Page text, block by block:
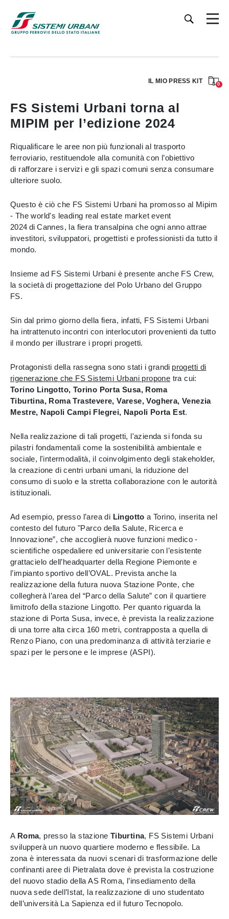
IL MIO PRESS KIT 0
FS Sistemi Urbani torna al
MIPIM per l’edizione 2024
Riqualificare le aree non più funzionali al trasporto
ferroviario, restituendole alla comunità con l’obiettivo
di rafforzare i servizi e gli spazi comuni senza consumare
ulteriore suolo.
Questo è ciò che FS Sistemi Urbani ha promosso al Mipim
- The world's leading real estate market event
2024 di Cannes, la fiera transalpina che ogni anno attrae
investitori, sviluppatori, progettisti e professionisti da tutto il
mondo.
Insieme ad FS Sistemi Urbani è presente anche FS Crew,
la società di progettazione del Polo Urbano del Gruppo
FS.
Sin dal primo giorno della fiera, infatti, FS Sistemi Urbani
ha intrattenuto incontri con interlocutori provenienti da tutto
il mondo per illustrare i propri progetti.
Protagonisti della rassegna sono stati i grandi progetti di
rigenerazione che FS Sistemi Urbani propone tra cui:
Torino Lingotto, Torino Porta Susa, Roma
Tiburtina, Roma Trastevere, Varese, Voghera, Venezia
Mestre, Napoli Campi Flegrei, Napoli Porta Est.
Nella realizzazione di tali progetti, l'azienda si fonda su
pilastri fondamentali come la sostenibilità ambientale e
sociale, l'intermodalità, il coinvolgimento degli stakeholder,
la creazione di centri urbani umani, la riduzione del
consumo di suolo e la stretta collaborazione con le autorità
istituzionali.
Ad esempio, presso l’area di Lingotto a Torino, inserita nel
contesto del futuro "Parco della Salute, Ricerca e
Innovazione”, che accoglierà nuove funzioni medico -
scientifiche ospedaliere ed universitarie con l’esistente
grattacielo dell’headquarter della Regione Piemonte e
l’impianto sportivo dell’OVAL. Prevista anche la
realizzazione della futura nuova Stazione Ponte, che
collegherà l’area del “Parco della Salute” con il quartiere
limitrofo della stazione Lingotto. Per quanto riguarda la
stazione di Porta Susa, invece, è prevista la realizzazione
di una torre alta circa 160 metri, contrapposta a quella di
Renzo Piano, con una predominanza di attività terziarie e
spazi per le persone e le imprese (ASPI).
A Roma, presso la stazione Tiburtina, FS Sistemi Urbani
svilupperà un nuovo quartiere moderno e flessibile. La
zona è interessata da nuovi scenari di trasformazione delle
confinanti aree di Pietralata dove è prevista la costruzione
del nuovo stadio della AS Roma, l’insediamento della
nuova sede dell’Istat, la realizzazione di uno studentato
dell’università La Sapienza ed il futuro Tecnopolo.